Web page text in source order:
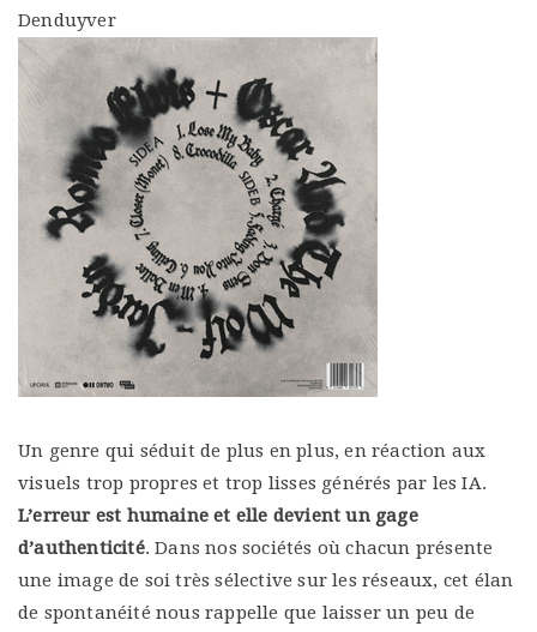
Denduyver
Un genre qui séduit de plus en plus, en réaction aux
visuels trop propres et trop lisses générés par les IA.
L’erreur est humaine et elle devient un gage
d’authenticité. Dans nos sociétés où chacun présente
une image de soi très sélective sur les réseaux, cet élan
de spontanéité nous rappelle que laisser un peu de